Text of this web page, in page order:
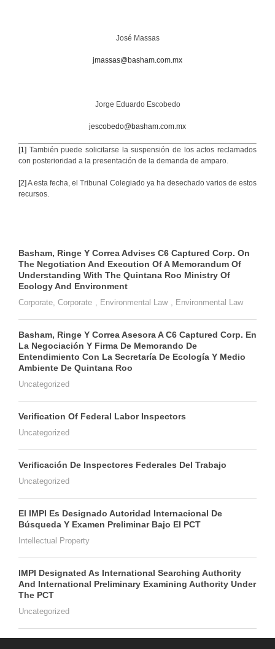
José Massas
jmassas@basham.com.mx
Jorge Eduardo Escobedo
jescobedo@basham.com.mx
[1] También puede solicitarse la suspensión de los actos reclamados
con posterioridad a la presentación de la demanda de amparo.
[2]A esta fecha, el Tribunal Colegiado ya ha desechado varios de estos
recursos.
Basham, Ringe Y Correa Advises C6 Captured Corp. On
The Negotiation And Execution Of A Memorandum Of
Understanding With The Quintana Roo Ministry Of
Ecology And Environment
Corporate Corporate Environmental Law Environmental Law
Basham, Ringe Y Correa Asesora A C6 Captured Corp. En
La Negociación Y Firma De Memorando De
Entendimiento Con La Secretaría De Ecología Y Medio
Ambiente De Quintana Roo
Uncategorized
Verification Of Federal Labor Inspectors
Uncategorized
Verificación De Inspectores Federales Del Trabajo
Uncategorized
El IMPI Es Designado Autoridad Internacional De
Búsqueda Y Examen Preliminar Bajo El PCT
Intellectual Property
IMPI Designated As International Searching Authority
And International Preliminary Examining Authority Under
The PCT
Uncategorized